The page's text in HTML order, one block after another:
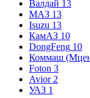
Валдай 13
МАЗ 13
Isuzu 13
КамАЗ 10
DongFeng 10
Коммаш
Foton 3
Avior 2
УАЗ 1